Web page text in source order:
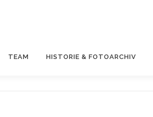
TEAM HISTORIE & FOTOARCHIV